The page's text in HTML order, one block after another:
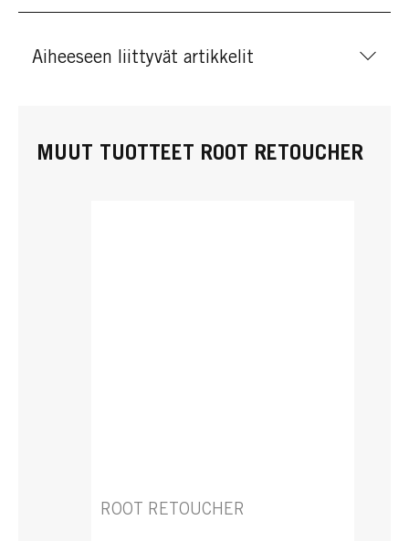
Aiheeseen liittyvät artikkelit
MUUT TUOTTEET ROOT RETOUCHER
ROOT RETOUCHER